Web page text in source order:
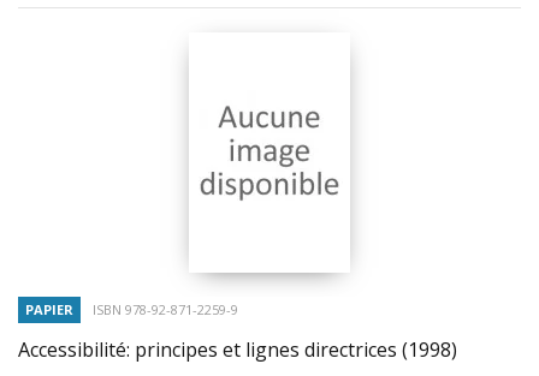
PAPIER ISBN 978-92-871-2259-9
Accessibilité: principes et lignes directrices (1998)